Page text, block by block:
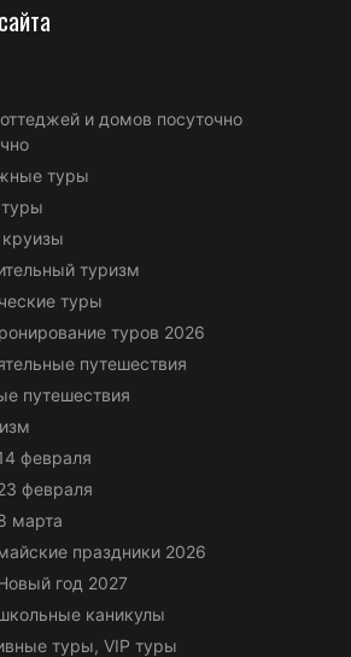
и домов посуточно
туры
туризм
туры
туров 2026
путешествия
путешествия
февраля
февраля
марта
праздники 2026
год 2027
каникулы
туры, VIP туры